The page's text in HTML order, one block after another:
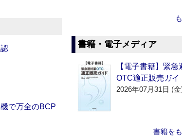
で万全のBCP
書籍・電子メディア
【電子書籍】緊急
OTC適正販売ガイ
2026年07月31日 (金
書籍を